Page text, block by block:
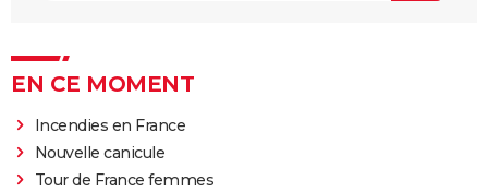
EN CE MOMENT
Incendies en France
Nouvelle canicule
Tour de France femmes